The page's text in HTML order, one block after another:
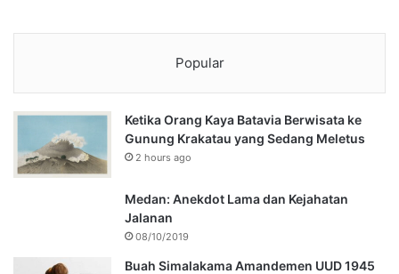
Popular
Ketika Orang Kaya Batavia Berwisata ke
Gunung Krakatau yang Sedang Meletus
2 hours ago
Medan: Anekdot Lama dan Kejahatan
Jalanan
08/10/2019
Buah Simalakama Amandemen UUD 1945